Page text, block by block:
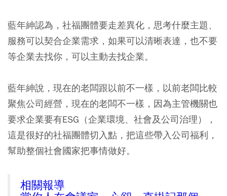
藍年紳認為，社福團體要走差異化，思考什麼主題、
服務可以契合企業需求，如果可以清晰表達，也不要
等企業去找你，可以主動去找企業。
藍年紳說，現在的老闆跟以前不一樣，以前老闆比較
聚焦公司經營，現在的老闆不一樣，因為主管機關也
要求企業要有ESG（企業環境、社會及公司治理），
這是很好的社福團體切入點，把這些帶入公司福利，
幫助整個社會國家把事情做好。
相關報導